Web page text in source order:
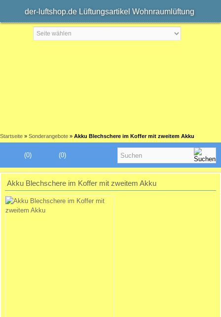
der-luftshop.de Lüftungsartikel Wohnraumlüftung
Startseite » Sonderangebote » Akku Blechschere im Koffer mit zweitem Akku
(0)
(0)
Akku Blechschere im Koffer mit zweitem Akku